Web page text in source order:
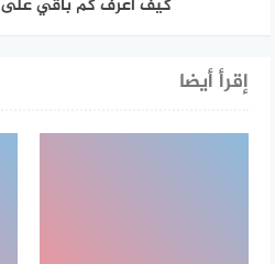
كيف اعرف كم باقي على
إقرأ أيضا